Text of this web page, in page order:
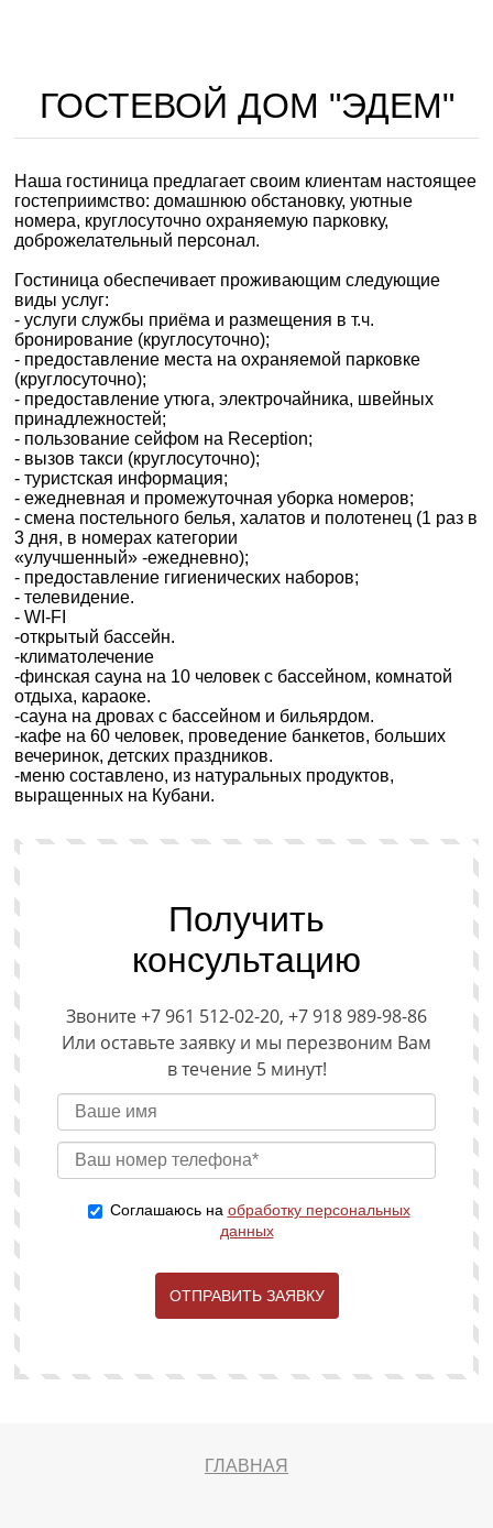
ГОСТЕВОЙ ДОМ "ЭДЕМ"
Наша гостиница предлагает своим клиентам настоящее
гостеприимство: домашнюю обстановку, уютные
номера, круглосуточно охраняемую парковку,
доброжелательный персонал.
Гостиница обеспечивает проживающим следующие
виды услуг:
- услуги службы приёма и размещения в т.ч.
бронирование (круглосуточно);
- предоставление места на охраняемой парковке
(круглосуточно);
- предоставление утюга, электрочайника, швейных
принадлежностей;
- пользование сейфом на Reception;
- вызов такси (круглосуточно);
- туристская информация;
- ежедневная и промежуточная уборка номеров;
- смена постельного белья, халатов и полотенец (1 раз в
3 дня, в номерах категории
«улучшенный» -ежедневно);
- предоставление гигиенических наборов;
- телевидение.
- WI-FI
-открытый бассейн.
-климатолечение
-финская сауна на 10 человек с бассейном, комнатой
отдыха, караоке.
-сауна на дровах с бассейном и бильярдом.
-кафе на 60 человек, проведение банкетов, больших
вечеринок, детских праздников.
-меню составлено, из натуральных продуктов,
выращенных на Кубани.
Получить
консультацию
Звоните +7 961 512-02-20, +7 918 989-98-86
Или оставьте заявку и мы перезвоним Вам
в течение 5 минут!
Соглашаюсь на обработку персональных
данных
ОТПРАВИТЬ ЗАЯВКУ
ГЛАВНАЯ